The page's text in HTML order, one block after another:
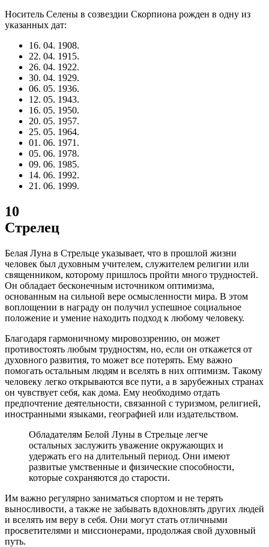
Носитель Селены в созвездии Скорпиона рожден в одну из
указанных дат:
16. 04. 1908.
22. 04. 1915.
26. 04. 1922.
30. 04. 1929.
06. 05. 1936.
12. 05. 1943.
16. 05. 1950.
20. 05. 1957.
25. 05. 1964.
01. 06. 1971.
05. 06. 1978.
09. 06. 1985.
14. 06. 1992.
21. 06. 1999.
10
Стрелец
Белая Луна в Стрельце указывает, что в прошлой жизни
человек был духовным учителем, служителем религии или
священником, которому пришлось пройти много трудностей.
Он обладает бесконечным источником оптимизма,
основанным на сильной вере осмысленности мира. В этом
воплощении в награду он получил успешное социальное
положение и умение находить подход к любому человеку.
Благодаря гармоничному мировоззрению, он может
противостоять любым трудностям, но, если он откажется от
духовного развития, то может все потерять. Ему важно
помогать остальным людям и вселять в них оптимизм. Такому
человеку легко открываются все пути, а в зарубежных странах
он чувствует себя, как дома. Ему необходимо отдать
предпочтение деятельности, связанной с туризмом, религией,
иностранными языками, географией или издательством.
Обладателям Белой Луны в Стрельце легче
остальных заслужить уважение окружающих и
удержать его на длительный период. Они имеют
развитые умственные и физические способности,
которые сохраняются до старости.
Им важно регулярно заниматься спортом и не терять
выносливости, а также не забывать вдохновлять других людей
и вселять им веру в себя. Они могут стать отличными
просветителями и миссионерами, продолжая свой духовный
путь.